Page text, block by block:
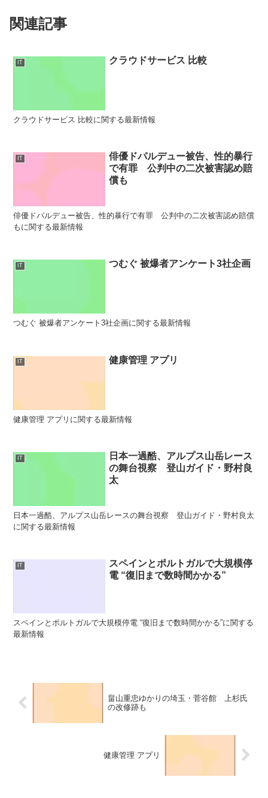
関連記事
IT クラウドサービス 比較
クラウドサービス 比較に関する最新情報
IT
俳優ドパルデュー被告、性的暴行
で有罪 公判中の二次被害認め賠
償も
俳優ドパルデュー被告、性的暴行で有罪 公判中の二次被害認め賠償
もに関する最新情報
IT つむぐ 被爆者アンケート3社企画
つむぐ 被爆者アンケート3社企画に関する最新情報
IT 健康管理 アプリ
健康管理 アプリに関する最新情報
IT
日本一過酷、アルプス山岳レース
の舞台視察 登山ガイド・野村良
太
日本一過酷、アルプス山岳レースの舞台視察 登山ガイド・野村良太
に関する最新情報
IT
スペインとポルトガルで大規模停
電 “復旧まで数時間かかる”
スペインとポルトガルで大規模停電 “復旧まで数時間かかる”に関する
最新情報
畠山重忠ゆかりの埼玉・菅谷館 上杉氏
の改修跡も
健康管理 アプリ